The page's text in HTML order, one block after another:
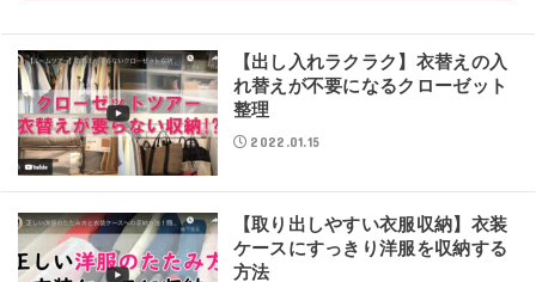
【出し入れラクラク】衣替えの入
れ替えが不要になるクローゼット
整理
2022.01.15
【取り出しやすい衣服収納】衣装
ケースにすっきり洋服を収納する
方法